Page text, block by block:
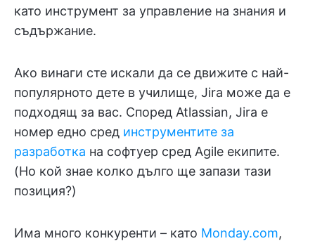
като инструмент за управление на знания и
съдържание.
Ако винаги сте искали да се движите с най-
популярното дете в училище, Jira може да е
подходящ за вас. Според Atlassian, Jira е
номер едно сред инструментите за
разработка на софтуер сред Agile екипите.
(Но кой знае колко дълго ще запази тази
позиция?)
Има много конкуренти – като Monday.com,